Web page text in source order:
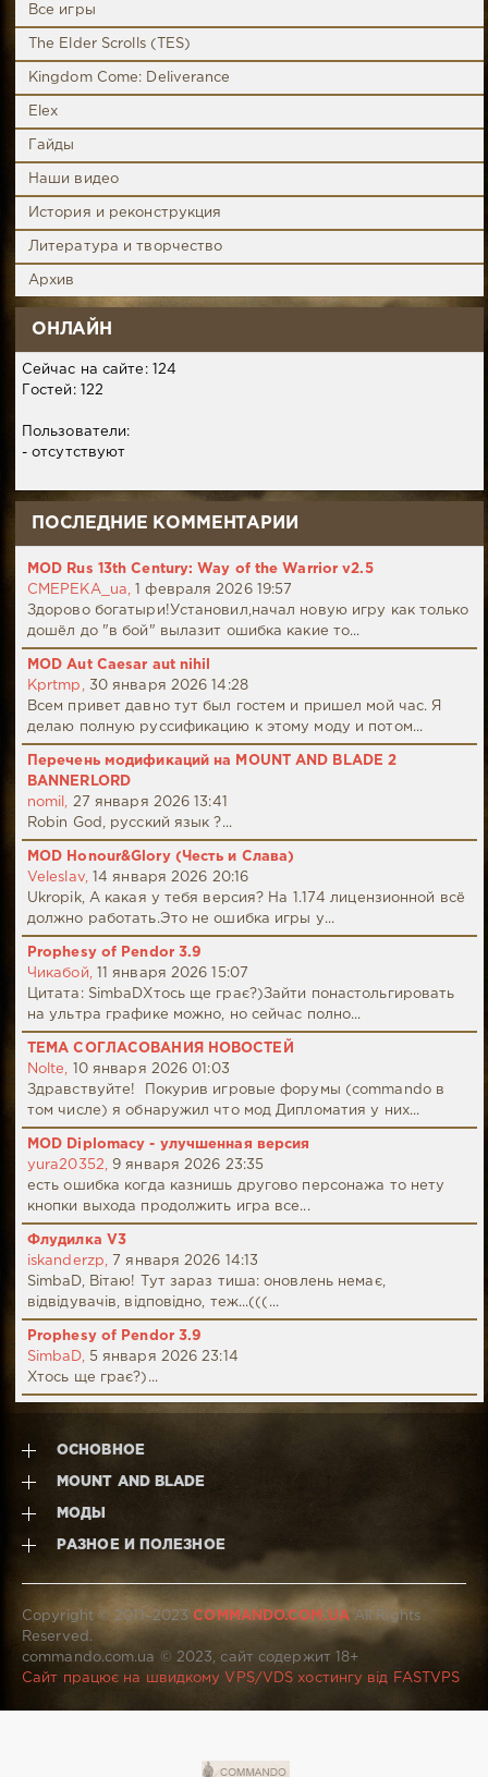
Все игры
The Elder Scrolls (TES)
Kingdom Come: Deliverance
Elex
Гайды
Наши видео
История и реконструкция
Литература и творчество
Архив
ОНЛАЙН
Сейчас на сайте: 124
Гостей: 122
Пользователи:
- отсутствуют
ПОСЛЕДНИЕ КОММЕНТАРИИ
MOD Rus 13th Century: Way of the Warrior v2.5
CMEPEKA_ua,
1 февраля 2026 19:57
Здорово богатыри!Установил,начал новую игру как только
дошёл до "в бой" вылазит ошибка какие то...
MOD Aut Caesar aut nihil
Kprtmp,
30 января 2026 14:28
Всем привет давно тут был гостем и пришел мой час. Я
делаю полную руссификацию к этому моду и потом...
Перечень модификаций на MOUNT AND BLADE 2
BANNERLORD
nomil,
27 января 2026 13:41
Robin God, русский язык ?...
MOD Honour&Glory (Честь и Слава)
Veleslav,
14 января 2026 20:16
Ukropik, А какая у тебя версия? На 1.174 лицензионной всё
должно работать.Это не ошибка игры у...
Prophesy of Pendor 3.9
Чикабой,
11 января 2026 15:07
Цитата: SimbaDХтось ще грає?)Зайти понастольгировать
на ультра графике можно, но сейчас полно...
ТЕМА СОГЛАСОВАНИЯ НОВОСТЕЙ
Nolte,
10 января 2026 01:03
Здравствуйте! Покурив игровые форумы (commando в
том числе) я обнаружил что мод Дипломатия у них...
MOD Diplomacy - улучшенная версия
yura20352,
9 января 2026 23:35
есть ошибка когда казнишь другово персонажа то нету
кнопки выхода продолжить игра все...
Флудилка V3
iskanderzp,
7 января 2026 14:13
SimbaD, Вітаю! Тут зараз тиша: оновлень немає,
відвідувачів, відповідно, теж...(((...
Prophesy of Pendor 3.9
SimbaD,
5 января 2026 23:14
Хтось ще грає?)...
ОСНОВНОЕ
MOUNT AND BLADE
МОДЫ
РАЗНОЕ И ПОЛЕЗНОЕ
Copyright © 2011–2023 COMMANDO.COM.UAAll Rights
Reserved.
commando.com.ua © 2023, сайт содержит 18+
Сайт працює на швидкому VPS/VDS хостингу від FASTVPS